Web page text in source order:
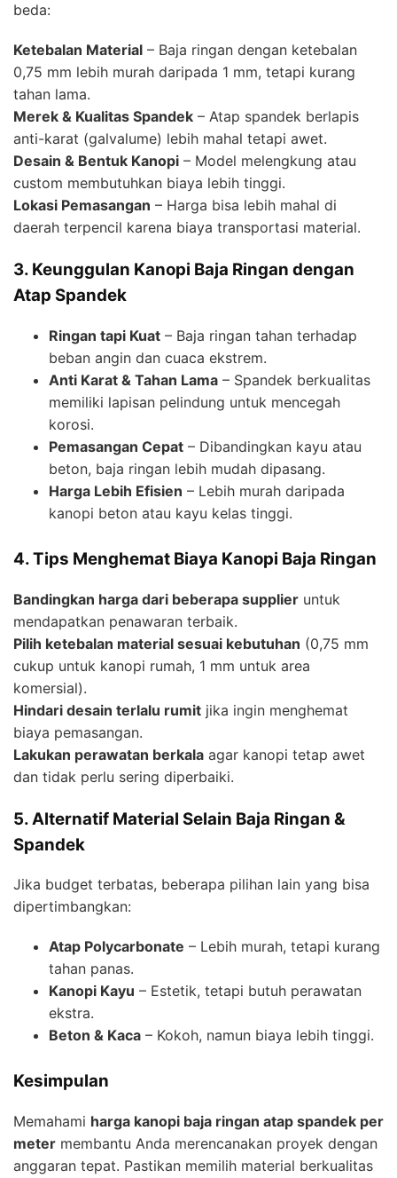
beda:
Ketebalan Material – Baja ringan dengan ketebalan
0,75 mm lebih murah daripada 1 mm, tetapi kurang
tahan lama.
Merek & Kualitas Spandek – Atap spandek berlapis
anti-karat (galvalume) lebih mahal tetapi awet.
Desain & Bentuk Kanopi – Model melengkung atau
custom membutuhkan biaya lebih tinggi.
Lokasi Pemasangan – Harga bisa lebih mahal di
daerah terpencil karena biaya transportasi material.
3. Keunggulan Kanopi Baja Ringan dengan
Atap Spandek
Ringan tapi Kuat – Baja ringan tahan terhadap
beban angin dan cuaca ekstrem.
Anti Karat & Tahan Lama – Spandek berkualitas
memiliki lapisan pelindung untuk mencegah
korosi.
Pemasangan Cepat – Dibandingkan kayu atau
beton, baja ringan lebih mudah dipasang.
Harga Lebih Efisien – Lebih murah daripada
kanopi beton atau kayu kelas tinggi.
4. Tips Menghemat Biaya Kanopi Baja Ringan
Bandingkan harga dari beberapa supplier untuk
mendapatkan penawaran terbaik.
Pilih ketebalan material sesuai kebutuhan (0,75 mm
cukup untuk kanopi rumah, 1 mm untuk area
komersial).
Hindari desain terlalu rumit jika ingin menghemat
biaya pemasangan.
Lakukan perawatan berkala agar kanopi tetap awet
dan tidak perlu sering diperbaiki.
5. Alternatif Material Selain Baja Ringan &
Spandek
Jika budget terbatas, beberapa pilihan lain yang bisa
dipertimbangkan:
Atap Polycarbonate – Lebih murah, tetapi kurang
tahan panas.
Kanopi Kayu – Estetik, tetapi butuh perawatan
ekstra.
Beton & Kaca – Kokoh, namun biaya lebih tinggi.
Kesimpulan
Memahami harga kanopi baja ringan atap spandek per
meter membantu Anda merencanakan proyek dengan
anggaran tepat. Pastikan memilih material berkualitas